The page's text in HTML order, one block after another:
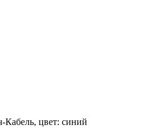
цвет: синий